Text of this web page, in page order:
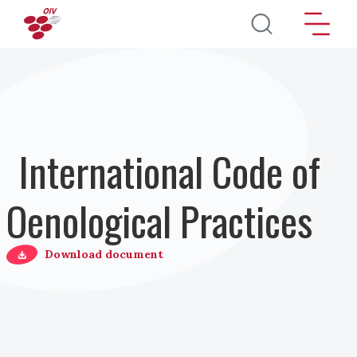
Pasar al contenido principal
International Code of
Oenological Practices
Download document